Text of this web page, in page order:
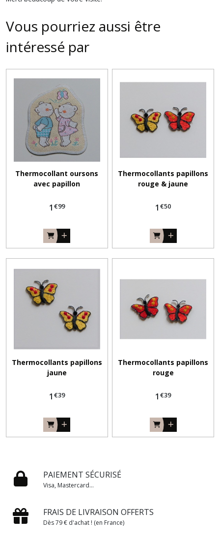
Vous pourriez aussi être
intéressé par
Thermocollant oursons
avec papillon
1 €99
Thermocollants papillons
rouge & jaune
1 €50
Thermocollants papillons
jaune
1 €39
Thermocollants papillons
rouge
1 €39
PAIEMENT SÉCURISÉ
Visa, Mastercard...
FRAIS DE LIVRAISON OFFERTS
Dès 79 € d'achat ! (en France)